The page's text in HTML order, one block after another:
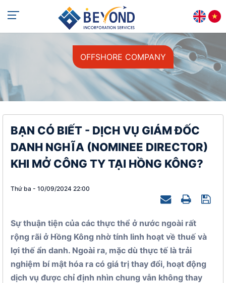
+84 813 405 565
support@beyondincorp.com
OFFSHORE COMPANY
BẠN CÓ BIẾT - DỊCH VỤ GIÁM ĐỐC
DANH NGHĨA (NOMINEE DIRECTOR)
KHI MỞ CÔNG TY TẠI HỒNG KÔNG?
Thứ ba - 10/09/2024 22:00
Sự thuận tiện của các thực thể ở nước ngoài rất
rộng rãi ở Hồng Kông nhờ tính linh hoạt về thuế và
lợi thế ẩn danh. Ngoài ra, mặc dù thực tế là trải
nghiệm bí mật hóa ra có giá trị thay đổi, hoạt động
dịch vụ được chỉ định nhìn chung vẫn không thay